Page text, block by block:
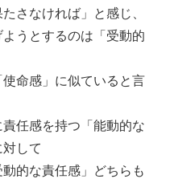
さなければ」と感じ、
うとするのは「受動的
使命感」に似ていると言
任感を持つ「能動的な
して
的な責任感」どちらも